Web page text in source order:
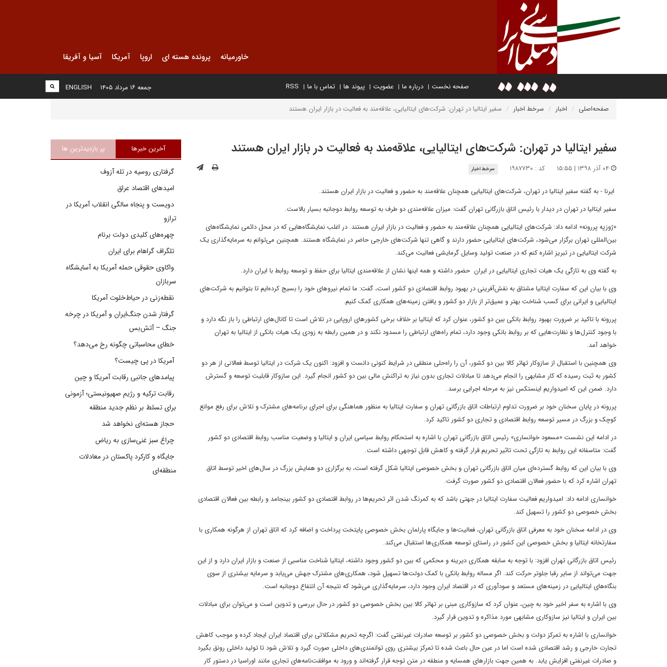
خاورمیانه پرونده هسته ای اروپا آمریکا آسیا و آفریقا
صفحه نخست درباره ما عضویت پیوند ها تماس با ما RSS
ENGLISH جمعه ۱۶ مرداد ۱۴۰۵
صفحه‌اصلی اخبار سرخط اخبار سفیر ایتالیا در تهران: شرکت‌های ایتالیایی، علاقه‌مند به فعالیت در بازار ایران هستند
سفیر ایتالیا در تهران: شرکت‌های ایتالیایی، علاقه‌مند به فعالیت در بازار ایران هستند
کد : ۱۹۸۷۷۳۰ سرخط اخبار
ایرنا - به گفته سفیر ایتالیا در تهران، شرکت‌های ایتالیایی همچنان علاقه‌مند به حضور و فعالیت در بازار ایران هستند.
سفیر ایتالیا در تهران در دیدار با رئیس اتاق بازرگانی تهران گفت: میزان علاقه‌مندی دو طرف به توسعه روابط دوجانبه بسیار بالاست.
«ژوزپه پررونه» ادامه داد: شرکت‌های ایتالیایی همچنان علاقه‌مند به حضور و فعالیت در بازار ایران هستند. در اغلب نمایشگاه‌هایی که در محل دائمی نمایشگاه‌های
بین‌المللی تهران برگزار می‌شود، شرکت‌های ایتالیایی حضور دارند و گاهی تنها شرکت‌های خارجی حاضر در نمایشگاه هستند. همچنین می‌توانم به سرمایه‌گذاری یک
شرکت ایتالیایی در تبریز اشاره کنم که در صنعت تولید وسایل گرمایشی فعالیت می‌کند.
به گفته وی به تازگی یک هیات تجاری ایتالیایی در ایران حضور داشته و همه اینها نشان از علاقه‌مندی ایتالیا برای حفظ و توسعه روابط با ایران دارد.
وی با بیان این که سفارت ایتالیا مشتاق به نقش‌آفرینی در بهبود روابط اقتصادی دو کشور است، گفت: ما تمام نیروهای خود را بسیج کرده‌ایم تا بتوانیم به شرکت‌های
ایتالیایی و ایرانی برای کسب شناخت بهتر و عمیق‌تر از بازار دو کشور و یافتن زمینه‌های همکاری کمک کنیم.
پررونه با تاکید بر ضرورت بهبود روابط بانکی بین دو کشور، عنوان کرد که ایتالیا بر خلاف برخی کشورهای اروپایی در تلاش است تا کانال‌های ارتباطی را باز نگه دارد و
با وجود کنترل‌ها و نظارت‌هایی که بر روابط بانکی وجود دارد، تمام راه‌های ارتباطی را مسدود نکند و در همین رابطه به زودی یک هیات بانکی از ایتالیا به تهران
خواهد آمد.
وی همچنین با استقبال از سازوکار تهاتر کالا بین دو کشور، آن را راه‌حلی منطقی در شرایط کنونی دانست و افزود: اکنون یک شرکت در ایتالیا توسط فعالانی از هر دو
کشور به ثبت رسیده که کار مشابهی را انجام می‌دهد تا مبادلات تجاری بدون نیاز به تراکنش مالی بین دو کشور انجام گیرد. این سازوکار قابلیت توسعه و گسترش
دارد. ضمن این که امیدواریم اینستکس نیز به مرحله اجرایی برسد.
پررونه در پایان سخنان خود بر ضرورت تداوم ارتباطات اتاق بازرگانی تهران و سفارت ایتالیا به منظور هماهنگی برای اجرای برنامه‌های مشترک و تلاش برای رفع موانع
کوچک و بزرگ در مسیر توسعه روابط اقتصادی و تجاری دو کشور تاکید کرد.
در ادامه این نشست «مسعود خوانساری» رئیس اتاق بازرگانی تهران با اشاره به استحکام روابط سیاسی ایران و ایتالیا و وضعیت مناسب روابط اقتصادی دو کشور
گفت: متاسفانه این روابط به تازگی تحت تاثیر تحریم قرار گرفته و کاهش قابل توجهی داشته است.
وی با بیان این که روابط گسترده‌ای میان اتاق بازرگانی تهران و بخش خصوصی ایتالیا شکل گرفته است، به برگزاری دو همایش بزرگ در سال‌های اخیر توسط اتاق
تهران اشاره کرد که با حضور فعالان اقتصادی دو کشور صورت گرفت.
خوانساری ادامه داد: امیدواریم فعالیت سفارت ایتالیا در جهتی باشد که به کمرنگ شدن اثر تحریم‌ها در روابط اقتصادی دو کشور بینجامد و رابطه بین فعالان اقتصادی
بخش خصوصی دو کشور را تسهیل کند.
وی در ادامه سخنان خود به معرفی اتاق بازرگانی تهران، فعالیت‌ها و جایگاه پارلمان بخش خصوصی پایتخت پرداخت و اضافه کرد که اتاق تهران از هرگونه همکاری با
سفارتخانه ایتالیا و بخش خصوصی این کشور در راستای توسعه همکاری‌ها استقبال می‌کند.
رئیس اتاق بازرگانی تهران افزود: با توجه به سابقه همکاری دیرینه و محکمی که بین دو کشور وجود داشته، ایتالیا شناخت مناسبی از صنعت و بازار ایران دارد و از این
جهت می‌تواند از سایر رقبا جلوتر حرکت کند. اگر مساله روابط بانکی با کمک دولت‌ها تسهیل شود، همکاری‌های مشترک جهش می‌یابد و سرمایه‌ بیشتری از سوی
بنگاه‌های ایتالیایی در زمینه‌های مستعد و سودآوری که در اقتصاد ایران وجود دارد، سرمایه‌گذاری می‌شود که نتیجه آن انتفاع دوجانبه است.
وی با اشاره به سفر اخیر خود به چین، عنوان کرد که سازوکاری مبنی بر تهاتر کالا بین بخش خصوصی دو کشور در حال بررسی و تدوین است و می‌توان برای مبادلات
بین ایران و ایتالیا نیز سازوکاری مشابهی مورد مذاکره و تدوین قرار گیرد.
خوانساری با اشاره به تمرکز دولت و بخش خصوصی دو کشور بر توسعه صادرات غیرنفتی گفت: اگرچه تحریم مشکلاتی برای اقتصاد ایران ایجاد کرده و موجب کاهش
تجارت خارجی و رشد اقتصادی شده است اما در عین حال باعث شده تا تمرکز بیشتری روی توانمندی‌های داخلی صورت گیرد و تلاش شود تا تولید داخلی رونق بگیرد
و صادرات غیرنفتی افزایش یابد. به همین جهت بازارهای همسایه و منطقه در متن توجه قرار گرفته‌اند و ورود به موافقت‌نامه‌های تجاری مانند اوراسیا در دستور کار
آخرین خبرها پر بازدیدترین ها
گرفتاری روسیه در تله آزوف
امیدهای اقتصاد عراق
دویست و پنجاه سالگی انقلاب آمریکا در
ترازو
چهره‌های کلیدی دولت برنام
تلگراف گراهام برای ایران
واکاوی حقوقی حمله آمریکا به آسایشگاه
سربازان
نقطه‌زنی در حیاط‌خلوت آمریکا
گرفتار شدن جنگ‌ایران و آمریکا در چرخه
جنگ – آتش‌بس
خطای محاسباتی چگونه رخ می‌دهد؟
آمریکا در پی چیست؟
پیامدهای جانبی رقابت آمریکا و چین
رقابت ترکیه و رژیم صهیونیستی؛ آزمونی
برای تسلط بر نظم جدید منطقه
حجاز هسته‌ای نخواهد شد
چراغ سبز غنی‌سازی به ریاض
جایگاه و کارکرد پاکستان در معادلات
منطقه‌ای